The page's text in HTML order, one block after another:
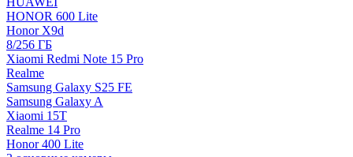
HONOR 600 Lite
Honor X9d
8/256 ГБ
Xiaomi Redmi Note 15 Pro
Realme
Samsung Galaxy S25 FE
Samsung Galaxy A
Xiaomi 15T
Realme 14 Pro
Honor 400 Lite